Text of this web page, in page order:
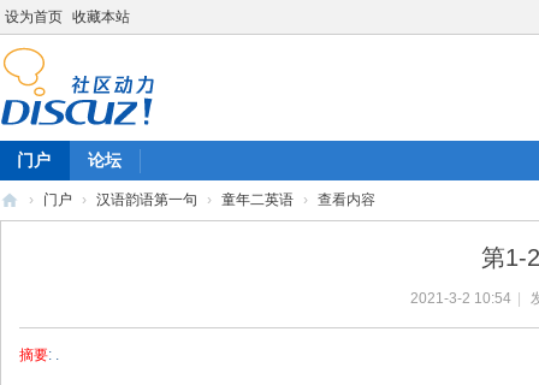
设为首页 收藏本站
门户 论坛
› 门户 › 汉语韵语第一句 › 童年二英语 › 查看内容
第1-
2021-3-2 10:54
摘要: .